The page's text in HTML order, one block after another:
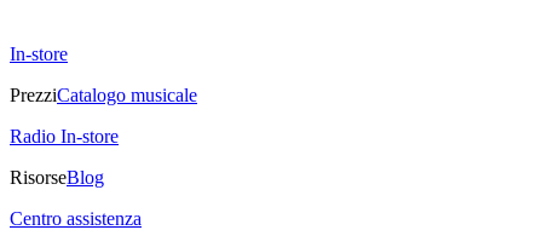
In-store
PrezziCatalogo musicale
Radio In-store
RisorseBlog
Centro assistenza